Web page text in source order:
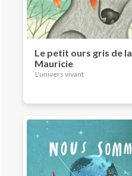
Le petit ours gris de la
Mauricie
L'univers vivant